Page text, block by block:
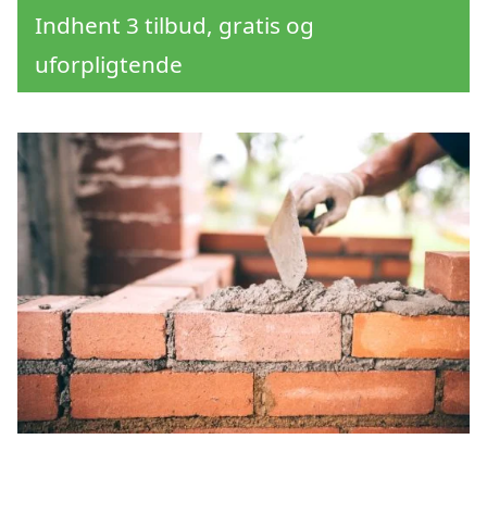
Indhent 3 tilbud, gratis og
uforpligtende